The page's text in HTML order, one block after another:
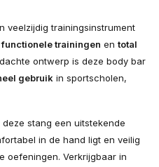
veelzijdig trainingsinstrument
functionele trainingen en total
ontwerp is deze body bar
gebruik in sportscholen,
deze stang een uitstekende
in de hand ligt en veilig
oefeningen. Verkrijgbaar in